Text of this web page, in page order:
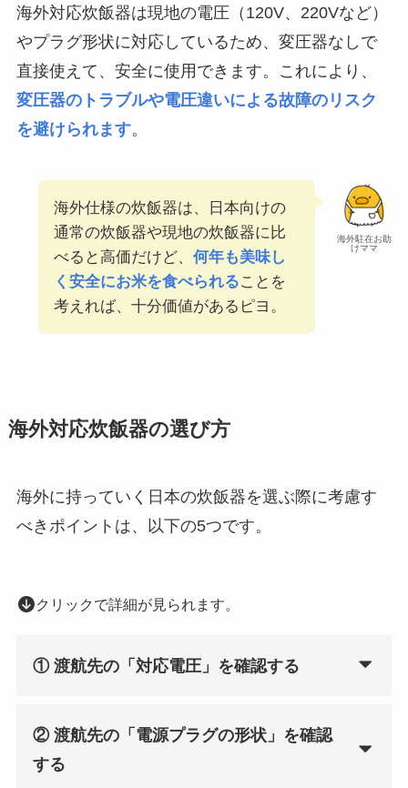
海外対応炊飯器は現地の電圧（120V、220Vなど）
やプラグ形状に対応しているため、変圧器なしで
直接使えて、安全に使用できます。これにより、
変圧器のトラブルや電圧違いによる故障のリスク
を避けられます。
海外駐在お助
けママ
海外仕様の炊飯器は、日本向けの
通常の炊飯器や現地の炊飯器に比
べると高価だけど、 何年も美味し
く安全にお米を食べられることを
考えれば、十分価値があるピヨ。
海外対応炊飯器の選び方
海外に持っていく日本の炊飯器を選ぶ際に考慮す
べきポイントは、以下の5つです。
クリックで詳細が見られます。
① 渡航先の「対応電圧」を確認する
② 渡航先の「電源プラグの形状」を確認
する